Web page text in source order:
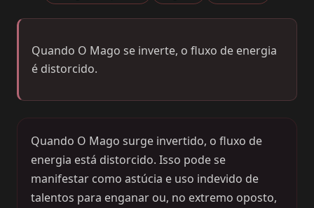
Quando O Mago se inverte, o fluxo de energia
é distorcido.
Quando O Mago surge invertido, o fluxo de
energia está distorcido. Isso pode se
manifestar como astúcia e uso indevido de
talentos para enganar ou, no extremo oposto,